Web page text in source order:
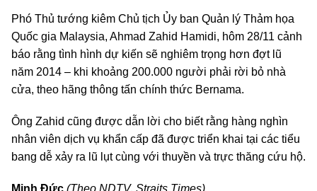
Phó Thủ tướng kiêm Chủ tịch Ủy ban Quản lý Thảm họa
Quốc gia Malaysia, Ahmad Zahid Hamidi, hôm 28/11 cảnh
báo rằng tình hình dự kiến sẽ nghiêm trọng hơn đợt lũ
năm 2014 – khi khoảng 200.000 người phải rời bỏ nhà
cửa, theo hãng thông tấn chính thức Bernama.
Ông Zahid cũng được dẫn lời cho biết rằng hàng nghìn
nhân viên dịch vụ khẩn cấp đã được triển khai tại các tiểu
bang dễ xảy ra lũ lụt cùng với thuyền và trực thăng cứu hộ.
Minh Đức (Theo NDTV, Straits Times)